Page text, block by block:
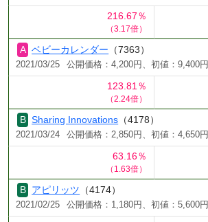
216.67％
（3.17倍）
ベビーカレンダー （7363）
2021/03/25 公開価格：4,200円、初値：9,400円
123.81％
（2.24倍）
Sharing Innovations （4178）
2021/03/24 公開価格：2,850円、初値：4,650円
63.16％
（1.63倍）
アピリッツ （4174）
2021/02/25 公開価格：1,180円、初値：5,600円